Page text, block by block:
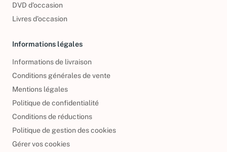
DVD d'occasion
Livres d’occasion
Informations légales
Informations de livraison
Conditions générales de vente
Mentions légales
Politique de confidentialité
Conditions de réductions
Politique de gestion des cookies
Gérer vos cookies